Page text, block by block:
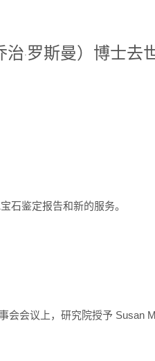
治·罗斯曼）博士去
石鉴定报告和新的服务。
会会议上，研究院授予 Susan